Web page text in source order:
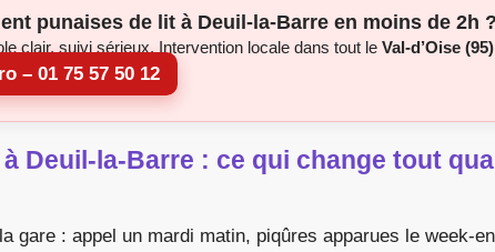
punaises de lit à Deuil-la-Barre en moins de 2h ?
clair, suivi sérieux. Intervention locale dans tout le Val-d’Oise (95)
– 01 75 57 50 12
Deuil-la-Barre : ce qui change tout
gare : appel un mardi matin, piqûres apparues le week-